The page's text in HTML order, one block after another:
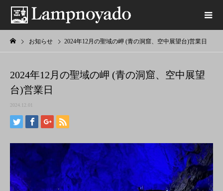
お知らせ 2024年12月の聖域の岬 (青の洞窟、空中展望台)営業日
2024年12月の聖域の岬 (青の洞窟、空中展望
台)営業日
2024.12.01